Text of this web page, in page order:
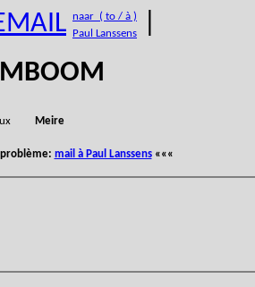
naar ( to / à )
Paul Lanssens
Meire
mail à Paul Lanssens«««